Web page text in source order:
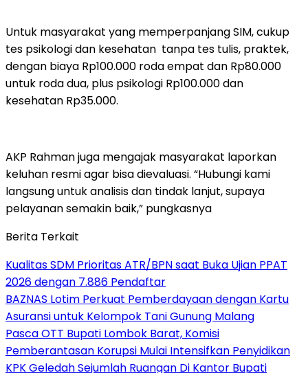
Untuk masyarakat yang memperpanjang SIM, cukup
tes psikologi dan kesehatan tanpa tes tulis, praktek,
dengan biaya Rp100.000 roda empat dan Rp80.000
untuk roda dua, plus psikologi Rp100.000 dan
kesehatan Rp35.000.
AKP Rahman juga mengajak masyarakat laporkan
keluhan resmi agar bisa dievaluasi. “Hubungi kami
langsung untuk analisis dan tindak lanjut, supaya
pelayanan semakin baik,” pungkasnya
Berita Terkait
Kualitas SDM Prioritas ATR/BPN saat Buka Ujian PPAT
2026 dengan 7.886 Pendaftar
BAZNAS Lotim Perkuat Pemberdayaan dengan Kartu
Asuransi untuk Kelompok Tani Gunung Malang
Pasca OTT Bupati Lombok Barat, Komisi
Pemberantasan Korupsi Mulai Intensifkan Penyidikan
KPK Geledah Sejumlah Ruangan Di Kantor Bupati